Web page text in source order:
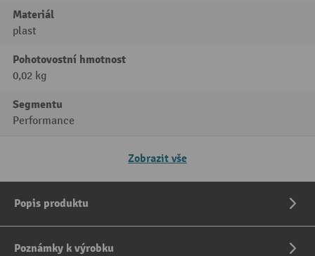
Materiál
plast
Pohotovostní hmotnost
0,02 kg
Segmentu
Performance
Zobrazit vše
Popis produktu
Poznámky k výrobku